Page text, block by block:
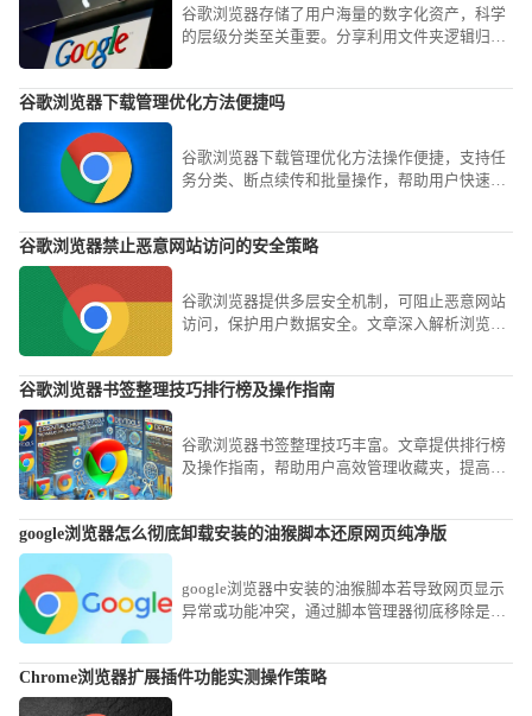
谷歌浏览器存储了用户海量的数字化资产，科学
的层级分类至关重要。分享利用文件夹逻辑归
密的个人知识图谱，确保资讯获取毫秒级触达，
谷歌浏览器下载管理优化方法便捷吗
谷歌浏览器下载管理优化方法操作便捷，支持任
务分类、断点续传和批量操作，帮助用户快速管
谷歌浏览器禁止恶意网站访问的安全策略
谷歌浏览器提供多层安全机制，可阻止恶意网站
访问，保护用户数据安全。文章深入解析浏览器
谷歌浏览器书签整理技巧排行榜及操作指南
谷歌浏览器书签整理技巧丰富。文章提供排行榜
及操作指南，帮助用户高效管理收藏夹，提高浏
google浏览器怎么彻底卸载安装的油猴脚本还原网页纯净版
google浏览器中安装的油猴脚本若导致网页显示
异常或功能冲突，通过脚本管理器彻底移除是最
态。
Chrome浏览器扩展插件功能实测操作策略